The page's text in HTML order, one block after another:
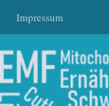
Impressum